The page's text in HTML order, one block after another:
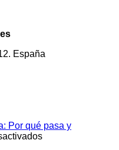
España
Por qué pasa y
en